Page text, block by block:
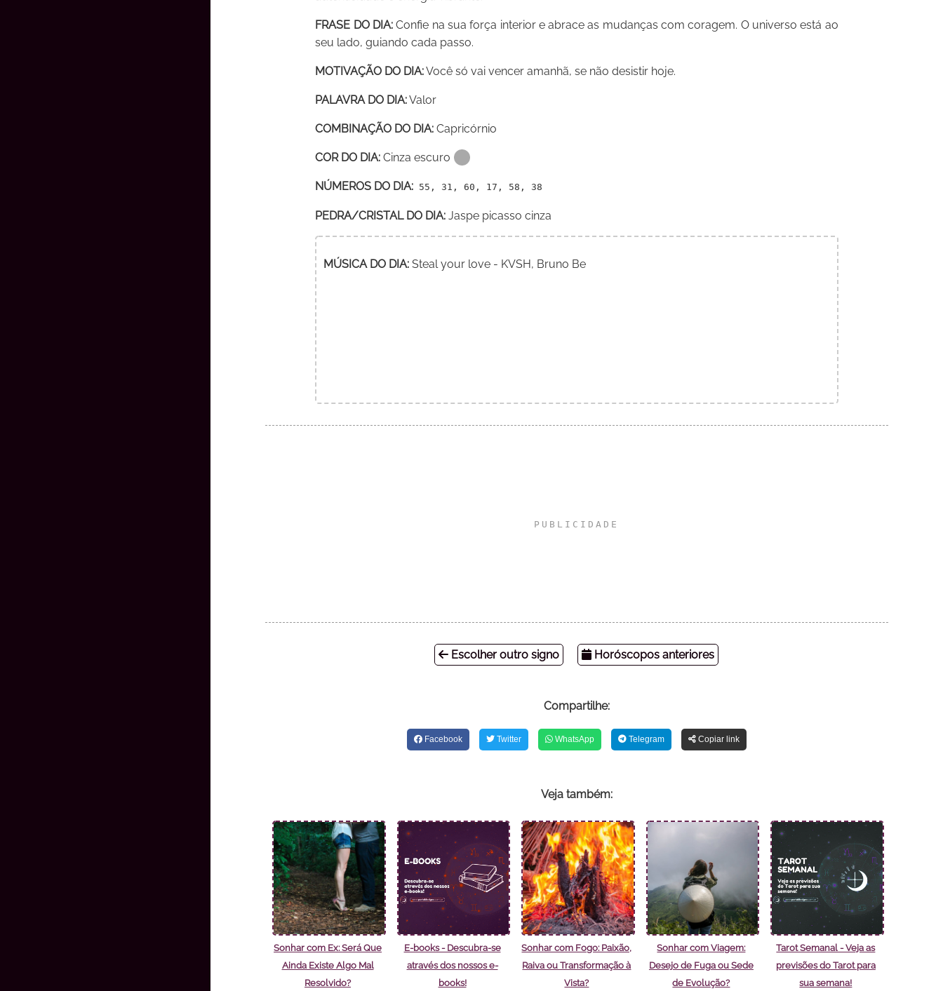
FRASE DO DIA:Confie na sua força interior e abrace as mudanças com coragem. O universo está ao
seu lado, guiando cada passo.
MOTIVAÇÃO DO DIA:Você só vai vencer amanhã, se não desistir hoje.
PALAVRA DO DIA:Valor
COMBINAÇÃO DO DIA: Capricórnio
COR DO DIA: Cinza escuro
NÚMEROS DO DIA: 55, 31, 60, 17, 58, 38
PEDRA/CRISTAL DO DIA: Jaspe picasso cinza
MÚSICA DO DIA: Steal your love - KVSH, Bruno Be
Escolher outro signo Horóscopos anteriores
Compartilhe:
Facebook Twitter WhatsApp Telegram Copiar link
Veja também:
Sonhar com Ex: Será Que
Ainda Existe Algo Mal
Resolvido?
E-books - Descubra-se
através dos nossos e-
books!
Sonhar com Fogo: Paixão,
Raiva ou Transformação à
Vista?
Sonhar com Viagem:
Desejo de Fuga ou Sede
de Evolução?
Tarot Semanal - Veja as
previsões do Tarot para
sua semana!